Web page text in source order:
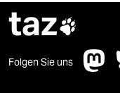
taz
Folgen Sie uns